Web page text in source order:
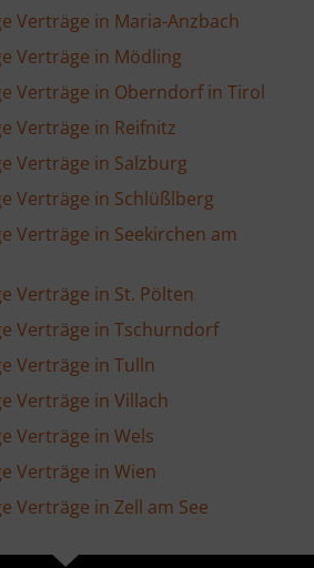
Verträge in Maria-Anzbach
Verträge in Mödling
Verträge in Oberndorf in Tirol
Verträge in Reifnitz
Verträge in Salzburg
Verträge in Schlüßlberg
Verträge in Seekirchen am
Verträge in St. Pölten
Verträge in Tschurndorf
Verträge in Tulln
Verträge in Villach
Verträge in Wels
Verträge in Wien
Verträge in Zell am See